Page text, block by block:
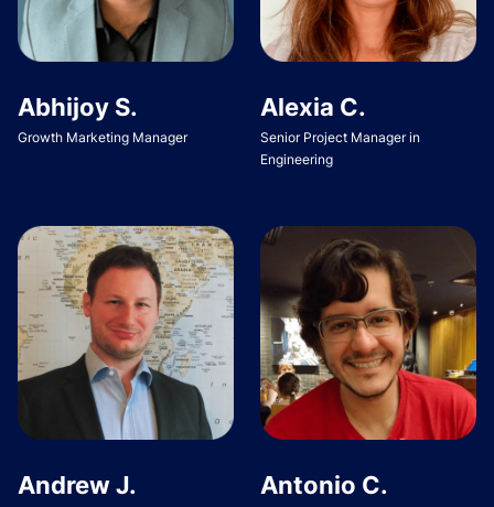
Abhijoy S.
Growth Marketing Manager
Alexia C.
Senior Project Manager in
Engineering
Andrew J. Antonio C.